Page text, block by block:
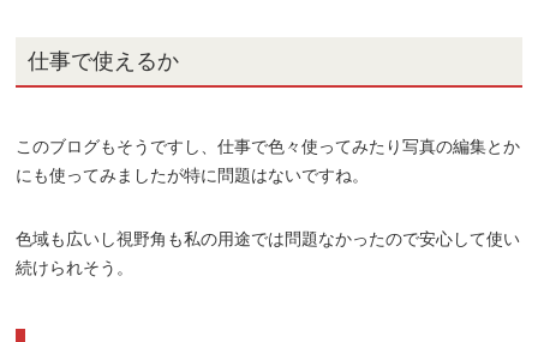
仕事で使えるか
このブログもそうですし、仕事で色々使ってみたり写真の編集とか
にも使ってみましたが特に問題はないですね。
色域も広いし視野角も私の用途では問題なかったので安心して使い
続けられそう。